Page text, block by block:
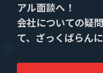
アル面談へ！
会社についての疑
て、ざっくばらん